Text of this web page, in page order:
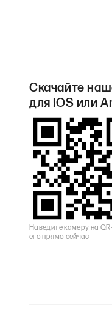
Скачайте
для iOS или
Наведите камеру на
его прямо сейчас